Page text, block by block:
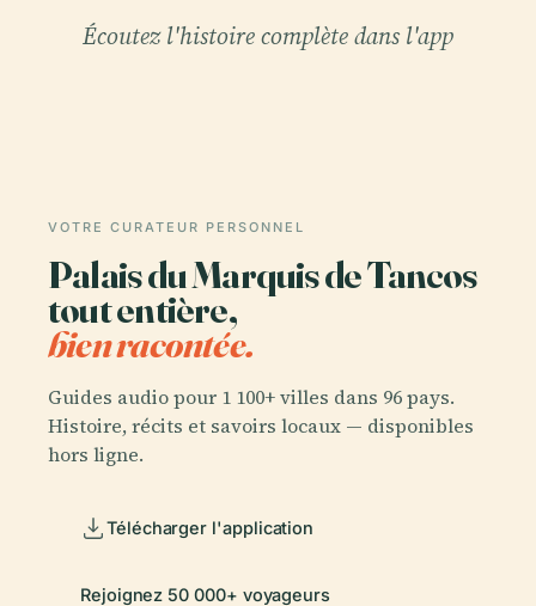
Écoutez l'histoire complète dans l'app
VOTRE CURATEUR PERSONNEL
Palais du Marquis de Tancos
tout entière,
bien racontée.
Guides audio pour 1 100+ villes dans 96 pays.
Histoire, récits et savoirs locaux — disponibles
hors ligne.
Télécharger l'application
Rejoignez 50 000+ voyageurs